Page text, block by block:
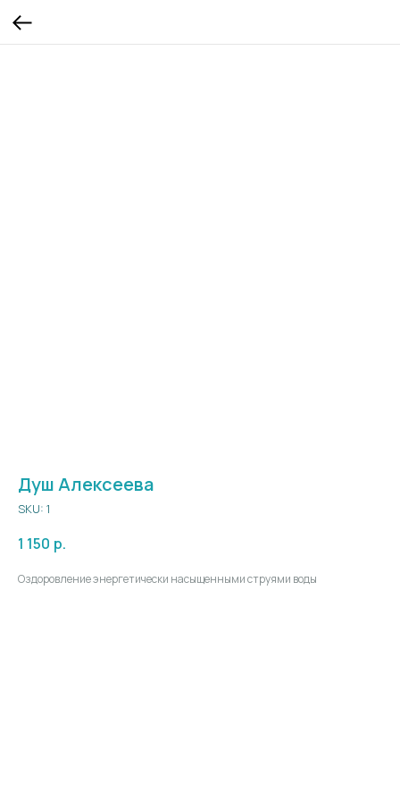
Душ Алексеева
SKU: 1
1 150 р.
Оздоровление энергетически насыщенными струями воды